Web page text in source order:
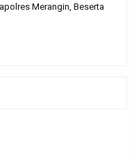
Merangin, Beserta